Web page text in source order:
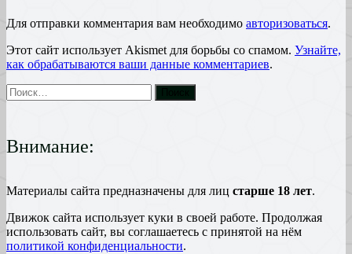
Для отправки комментария вам необходимо авторизоваться.
Этот сайт использует Akismet для борьбы со спамом. Узнайте,
как обрабатываются ваши данные комментариев.
Внимание:
Материалы сайта предназначены для лиц старше 18 лет.
Движок сайта использует куки в своей работе. Продолжая
использовать сайт, вы соглашаетесь с принятой на нём
политикой конфиденциальности.